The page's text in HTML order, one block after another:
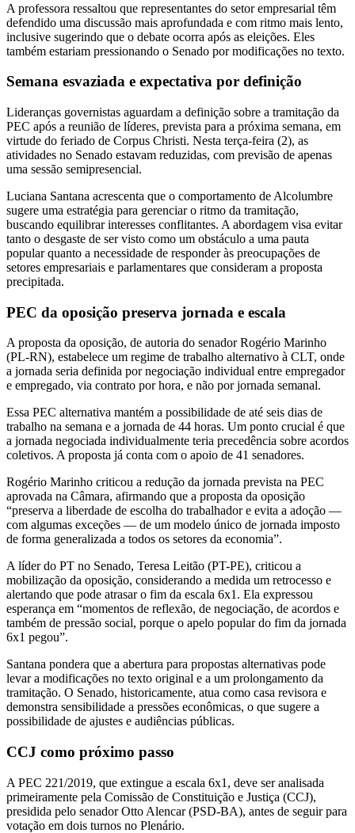
A professora ressaltou que representantes do setor empresarial têm
defendido uma discussão mais aprofundada e com ritmo mais lento,
inclusive sugerindo que o debate ocorra após as eleições. Eles
também estariam pressionando o Senado por modificações no texto.
Semana esvaziada e expectativa por definição
Lideranças governistas aguardam a definição sobre a tramitação da
PEC após a reunião de líderes, prevista para a próxima semana, em
virtude do feriado de Corpus Christi. Nesta terça-feira (2), as
atividades no Senado estavam reduzidas, com previsão de apenas
uma sessão semipresencial.
Luciana Santana acrescenta que o comportamento de Alcolumbre
sugere uma estratégia para gerenciar o ritmo da tramitação,
buscando equilibrar interesses conflitantes. A abordagem visa evitar
tanto o desgaste de ser visto como um obstáculo a uma pauta
popular quanto a necessidade de responder às preocupações de
setores empresariais e parlamentares que consideram a proposta
precipitada.
PEC da oposição preserva jornada e escala
A proposta da oposição, de autoria do senador Rogério Marinho
(PL-RN), estabelece um regime de trabalho alternativo à CLT, onde
a jornada seria definida por negociação individual entre empregador
e empregado, via contrato por hora, e não por jornada semanal.
Essa PEC alternativa mantém a possibilidade de até seis dias de
trabalho na semana e a jornada de 44 horas. Um ponto crucial é que
a jornada negociada individualmente teria precedência sobre acordos
coletivos. A proposta já conta com o apoio de 41 senadores.
Rogério Marinho criticou a redução da jornada prevista na PEC
aprovada na Câmara, afirmando que a proposta da oposição
“preserva a liberdade de escolha do trabalhador e evita a adoção —
com algumas exceções — de um modelo único de jornada imposto
de forma generalizada a todos os setores da economia”.
A líder do PT no Senado, Teresa Leitão (PT-PE), criticou a
mobilização da oposição, considerando a medida um retrocesso e
alertando que pode atrasar o fim da escala 6x1. Ela expressou
esperança em “momentos de reflexão, de negociação, de acordos e
também de pressão social, porque o apelo popular do fim da jornada
6x1 pegou”.
Santana pondera que a abertura para propostas alternativas pode
levar a modificações no texto original e a um prolongamento da
tramitação. O Senado, historicamente, atua como casa revisora e
demonstra sensibilidade a pressões econômicas, o que sugere a
possibilidade de ajustes e audiências públicas.
CCJ como próximo passo
A PEC 221/2019, que extingue a escala 6x1, deve ser analisada
primeiramente pela Comissão de Constituição e Justiça (CCJ),
presidida pelo senador Otto Alencar (PSD-BA), antes de seguir para
votação em dois turnos no Plenário.